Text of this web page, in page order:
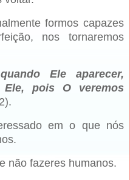
formos capazes
nos tornaremos
Ele aparecer,
Ele, pois O veremos
em o que nós
não fazeres humanos.